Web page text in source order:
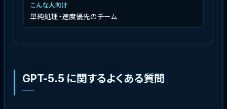
こんな人向け
単純処理・速度優先のチーム
GPT-5.5 に関するよくある質問